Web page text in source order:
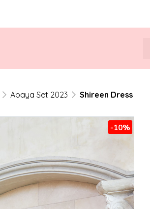
Abaya Set 2023 Shireen Dress
-10%